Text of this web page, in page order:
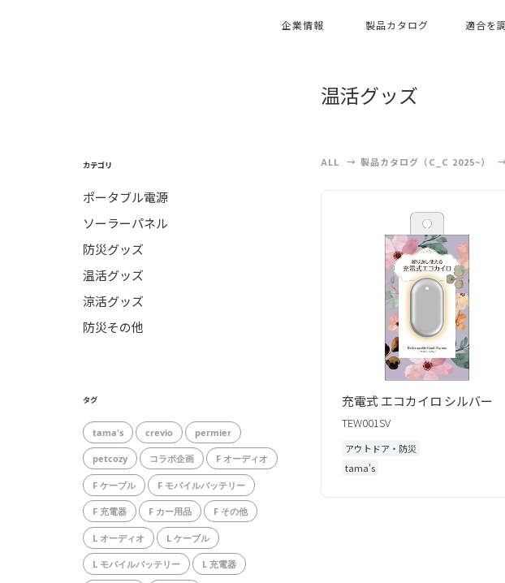
企業情報 製品カタログ 適合を
カテゴリ
ポータブル電源
ソーラーパネル
防災グッズ
温活グッズ
涼活グッズ
防災その他
タグ
tama's crevio permier
petcozy コラボ企画 F オーディオ
F ケーブル F モバイルバッテリー
F 充電器 F カー用品 F その他
L オーディオ L ケーブル
L モバイルバッテリー L 充電器
温活グッズ
ALL 製品カタログ（C_C 2025~）
充電式 エコカイロ シルバー
TEW001SV
アウトドア・防災
tama's